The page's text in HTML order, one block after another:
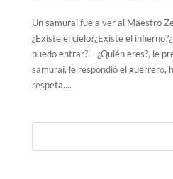
Un samurai fue a ver al Maestro
¿Existe el cielo?¿Existe el
puedo entrar? – ¿Quién eres?, le
samurai, le respondió el guerrero,
respeta....